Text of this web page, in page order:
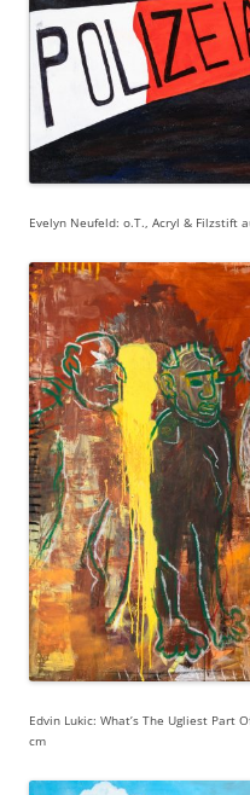
Evelyn Neufeld: o.T., Acryl & Filzstift
Edvin Lukic: What’s The Ugliest Part
cm